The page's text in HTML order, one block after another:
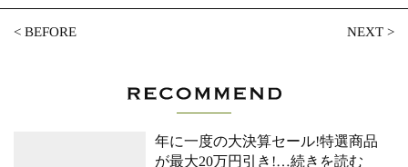
<BEFORE NEXT>
年に一度の大決算セール!特選商品
が最大20万円引き!…続きを読む